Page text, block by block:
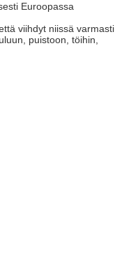
Euroopassa
viihdyt niissä varmasti
puistoon, töihin,